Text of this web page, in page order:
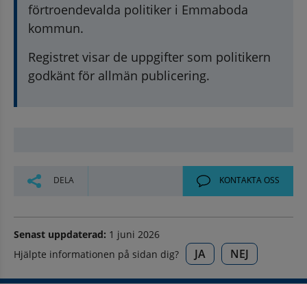
förtroendevalda politiker i Emmaboda
kommun.
Registret visar de uppgifter som politikern
godkänt för allmän publicering.
DELA KONTAKTA OSS
Senast uppdaterad: 1 juni 2026
Hjälpte informationen på sidan dig?
JA NEJ